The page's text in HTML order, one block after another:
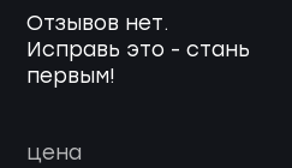
Отзывов нет.
Исправь это - стань
первым!
цена